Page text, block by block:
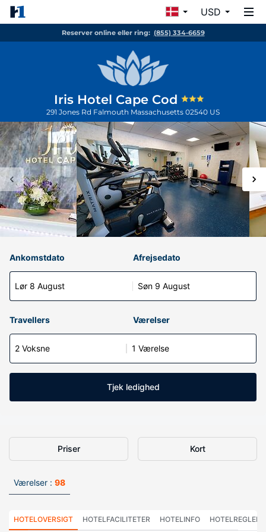
USD
Reserver online eller ring: (855) 334-6659
Iris Hotel Cape Cod
291 Jones Rd Falmouth Massachusetts 02540 US
Ankomstdato
Lør 8 August
Afrejsedato
Søn 9 August
Travellers Værelser
2 Voksne 1 Værelse
Tjek ledighed
Priser Kort
Værelser : 98
HOTELOVERSIGT HOTELFACILITETER HOTELINFO HOTELREGLER